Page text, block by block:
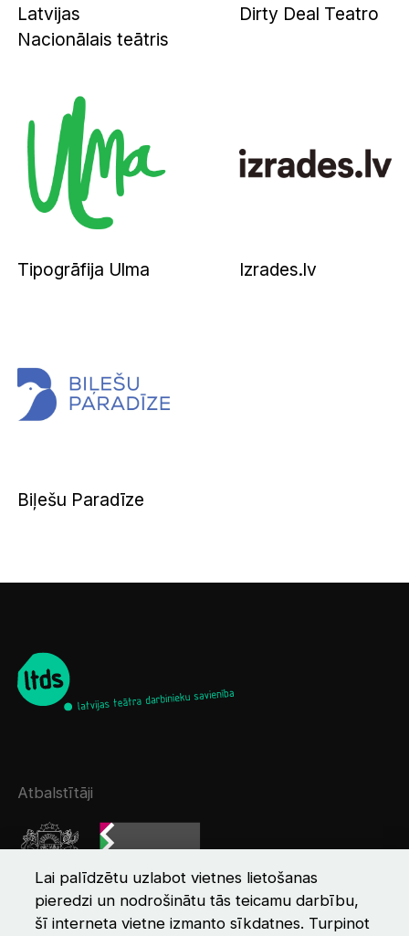
Latvijas
Nacionālais teātris
Dirty Deal Teatro
Tipogrāfija Ulma Izrades.lv
Biļešu Paradīze
Atbalstītāji
Lai palīdzētu uzlabot vietnes lietošanas
pieredzi un nodrošinātu tās teicamu darbību,
šī interneta vietne izmanto sīkdatnes. Turpinot